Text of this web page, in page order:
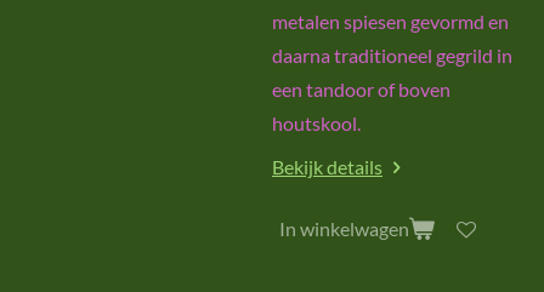
metalen spiesen gevormd en
daarna traditioneel gegrild in
een tandoor of boven
houtskool.
Bekijk details
In winkelwagen